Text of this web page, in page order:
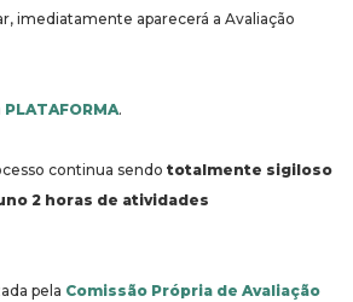
imediatamente aparecerá a Avaliação
PLATAFORMA.
continua sendo totalmente sigiloso
2 horas de atividades
pela Comissão Própria de Avaliação